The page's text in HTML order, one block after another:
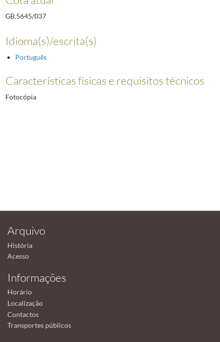
GB.5645/037
Idioma(s)/escrita(s)
Português
Características físicas e requisitos técnicos
Fotocópia
Arquivo
História
Acesso
Informações
Horário
Localização
Contactos
Transportes públicos